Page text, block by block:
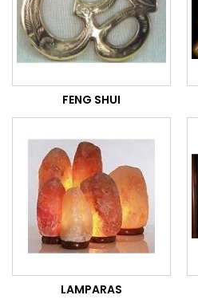
FENG SHUI
LAMPARAS